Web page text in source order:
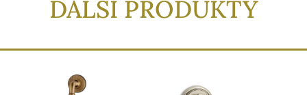
DALŠÍ PRODUKTY